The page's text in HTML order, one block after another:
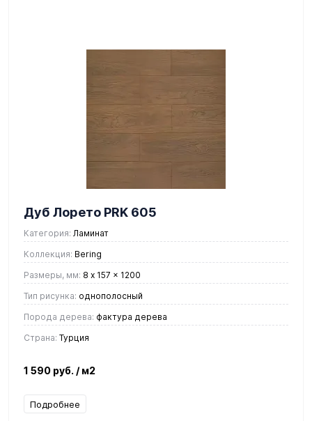
Дуб Лорето PRK 605
Категория: Ламинат
Коллекция: Bering
Размеры, мм: 8 x 157 x 1200
Тип рисунка: однополосный
Порода дерева: фактура дерева
Страна: Турция
1 590 руб. / м2
Подробнее